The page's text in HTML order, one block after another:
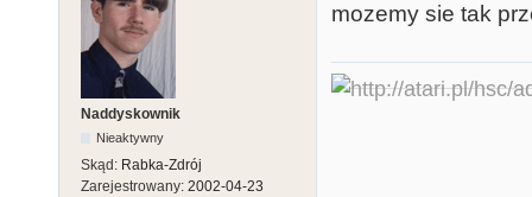
Naddyskownik
Nieaktywny
Skąd: Rabka-Zdrój
Zarejestrowany: 2002-04-23
mozemy sie tak